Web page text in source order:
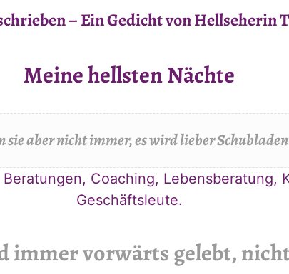
– Ein Gedicht von Hellseherin
Meine hellsten Nächte
sie aber nicht immer, es wird lieber
Coaching, Lebensberatung,
Geschäftsleute.
immer vorwärts gelebt,